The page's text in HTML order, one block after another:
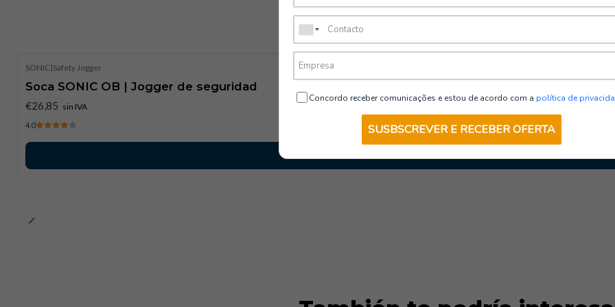
SONIC|Safety Jogger
Soca SONIC OB | Jogger de seguridad
€26,85 sin IVA
4.0
Concordo receber comunicações e estou de acordo com a política de
SUSBSCREVER E RECEBER OFERTA